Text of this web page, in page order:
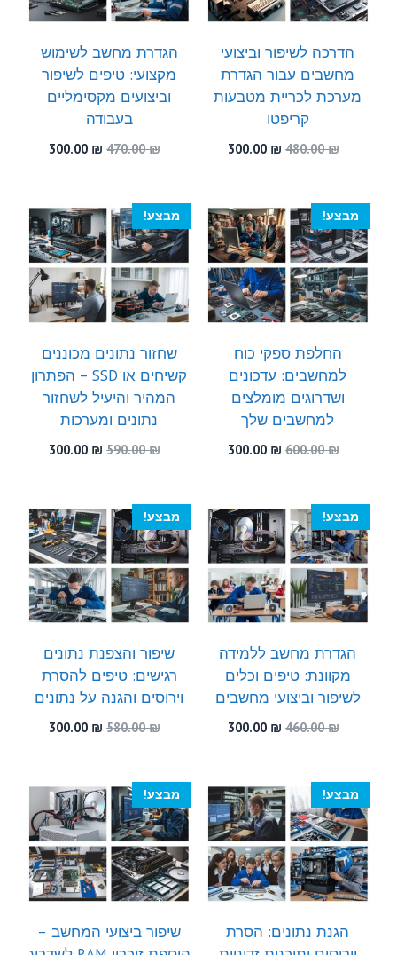
הדרכה לשיפור וביצועי
מחשבים עבור הגדרת
מערכת לכריית מטבעות
קריפטו
480.00₪
המחיר
480.00 ₪.
300.00 ₪
300.00 ₪.
הגדרת מחשב לשימוש
מקצועי: טיפים לשיפור
וביצועים מקסימליים
בעבודה
470.00₪
המחיר
470.00 ₪.
300.00 ₪
המחיר
300.00 ₪.
מבצע!
החלפת ספקי כוח
למחשבים: עדכונים
ושדרוגים מומלצים
למחשבים שלך
600.00₪
המחיר
600.00 ₪.
300.00 ₪
300.00 ₪.
מבצע!
שחזור נתונים מכוננים
קשיחים או SSD – הפתרון
המהיר והיעיל לשחזור
נתונים ומערכות
590.00₪
המחיר
590.00 ₪.
300.00 ₪
המחיר
300.00 ₪.
מבצע!
הגדרת מחשב ללמידה
מקוונת: טיפים וכלים
לשיפור וביצועי מחשבים
460.00₪
המחיר
460.00 ₪.
300.00 ₪
300.00 ₪.
מבצע!
שיפור והצפנת נתונים
רגישים: טיפים להסרת
וירוסים והגנה על נתונים
580.00₪
המחיר
580.00 ₪.
300.00 ₪
המחיר
300.00 ₪.
מבצע!
הגנת נתונים: הסרת
מבצע!
שיפור ביצועי המחשב –